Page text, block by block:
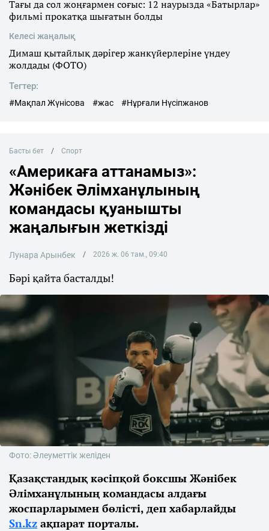
Тағы да сол жоңғармен соғыс: 12 наурызда «Батырлар»
фильмі прокатқа шығатын болды
Келесі жаңалық
Димаш қытайлық дәрігер жанкүйерлеріне үндеу
жолдады (ФОТО)
Тегтер:
#Мақпал Жүнісова #жас #Нұрғали Нүсіпжанов
Басты бет Спорт
«Америкаға аттанамыз»:
Жәнібек Әлімханұлының
командасы қуанышты
жаңалығын жеткізді
Лунара Арынбек 2026 ж. 06 там., 09:40
Бәрі қайта басталды!
Фото: Әлеуметтік желіден
Қазақстандық кәсіпқой боксшы Жәнібек
Әлімханұлының командасы алдағы
жоспарларымен бөлісті, деп хабарлайды
Sn.kz ақпарат порталы.